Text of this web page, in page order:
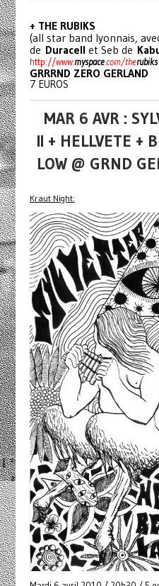
+ THE RUBIKS
(all star band lyonnais,
de Duracell et Seb de
http://www.myspace.com/therubiks
GRRRND ZERO GERLAND
7 EUROS
MAR 6 AVR :
II + HELLVETE +
LOW @ GRND
Kraut Night: